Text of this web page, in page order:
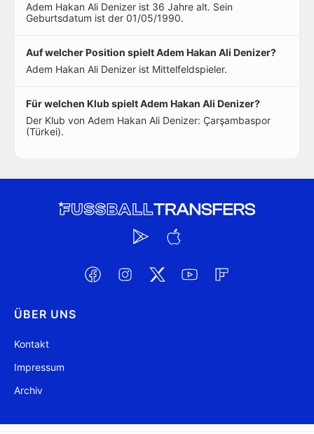
Adem Hakan Ali Denizer ist 36 Jahre alt. Sein
Geburtsdatum ist der 01/05/1990.
Auf welcher Position spielt Adem Hakan Ali Denizer?
Adem Hakan Ali Denizer ist Mittelfeldspieler.
Für welchen Klub spielt Adem Hakan Ali Denizer?
Der Klub von Adem Hakan Ali Denizer: Çarşambaspor
(Türkei).
ÜBER UNS
Kontakt
Impressum
Archiv